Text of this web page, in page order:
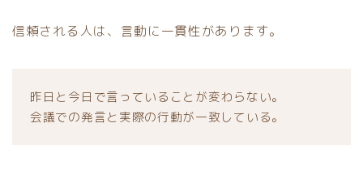
信頼される人は、言動に一貫性があります。
昨日と今日で言っていることが変わらない。
会議での発言と実際の行動が一致している。